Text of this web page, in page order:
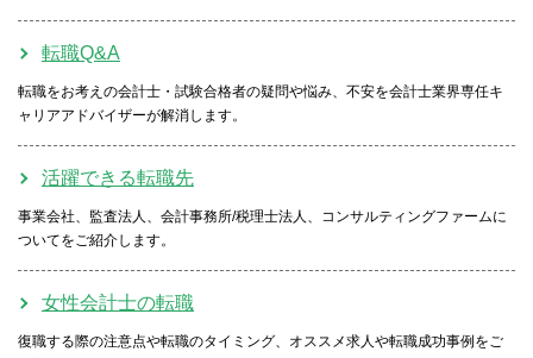
転職Q&A
転職をお考えの会計士・試験合格者の疑問や悩み、不安を会計士業界専任キ
ャリアアドバイザーが解消します。
活躍できる転職先
事業会社、監査法人、会計事務所/税理士法人、コンサルティングファームに
ついてをご紹介します。
女性会計士の転職
復職する際の注意点や転職のタイミング、オススメ求人や転職成功事例をご